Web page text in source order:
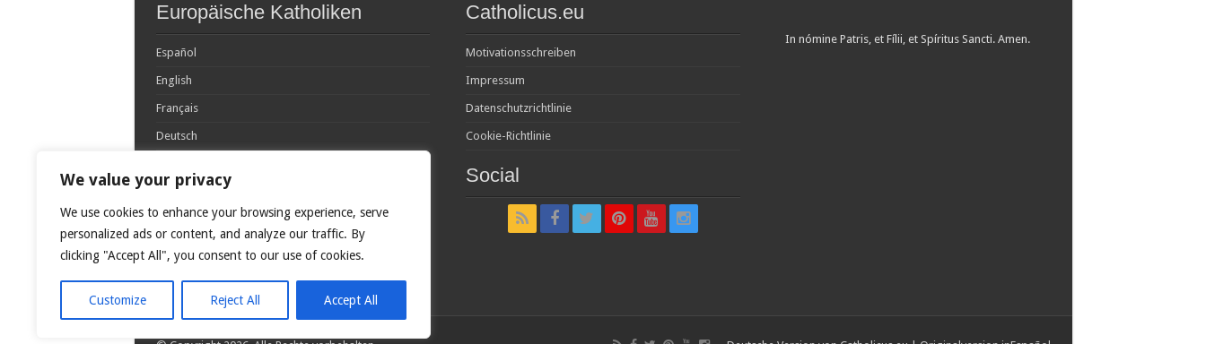
We value your privacy
We use cookies to enhance your browsing experience, serve
personalized ads or content, and analyze our traffic. By
clicking "Accept All", you consent to our use of cookies.
Customize Reject All Accept All
Europäische Katholiken
Español
English
Français
Deutsch
Português
Polski
Glória Patri, et Fílio, et Spirítui Sancto. Sicut erat in
princípio, et nunc et semper et in sǽcula
sæculórum. Amen.
Catholicus.eu
Motivationsschreiben
Impressum
Datenschutzrichtlinie
Cookie-Richtlinie
Social
In nómine Patris, et Fílii, et Spíritus Sancti. Amen.